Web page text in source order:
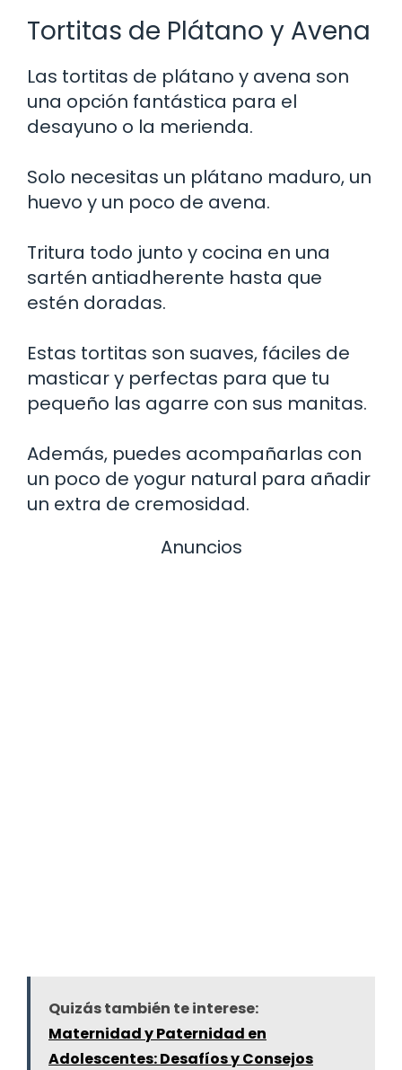
Tortitas de Plátano y Avena
Las tortitas de plátano y avena son
una opción fantástica para el
desayuno o la merienda.
Solo necesitas un plátano maduro, un
huevo y un poco de avena.
Tritura todo junto y cocina en una
sartén antiadherente hasta que
estén doradas.
Estas tortitas son suaves, fáciles de
masticar y perfectas para que tu
pequeño las agarre con sus manitas.
Además, puedes acompañarlas con
un poco de yogur natural para añadir
un extra de cremosidad.
Anuncios
Quizás también te interese:
Maternidad y Paternidad en
Adolescentes: Desafíos y Consejos